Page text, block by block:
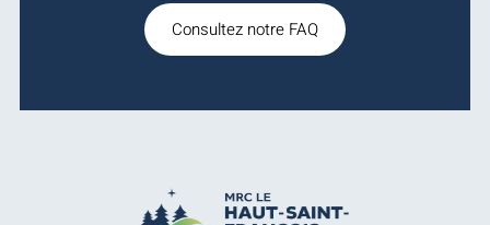
Consultez notre FAQ